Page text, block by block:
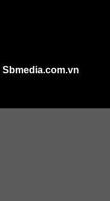
Sbmedia.com.vn